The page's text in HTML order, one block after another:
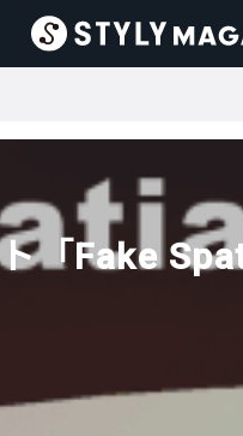
「Fake